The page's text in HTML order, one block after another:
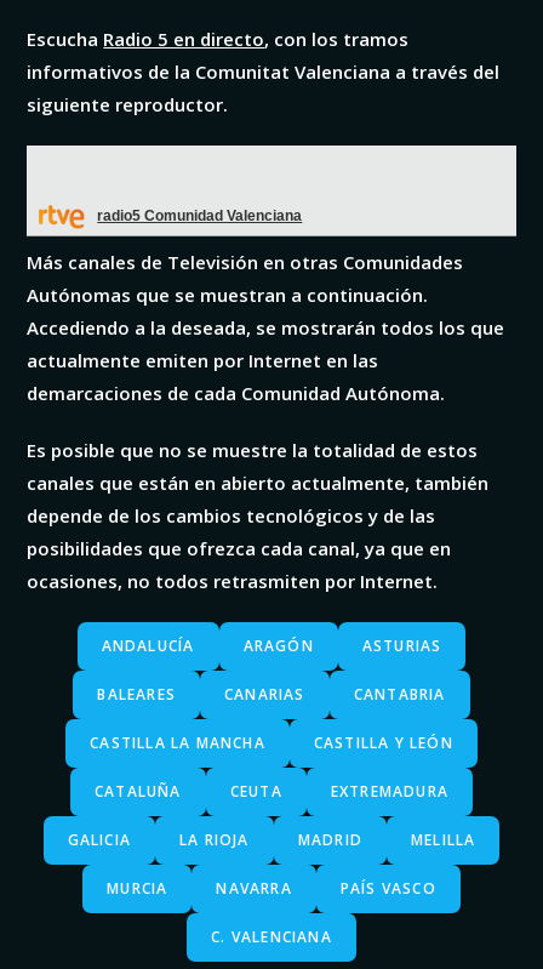
Escucha Radio 5 en directo, con los tramos
informativos de la Comunitat Valenciana a través del
siguiente reproductor.
radio5 Comunidad Valenciana
Más canales de Televisión en otras Comunidades
Autónomas que se muestran a continuación.
Accediendo a la deseada, se mostrarán todos los que
actualmente emiten por Internet en las
demarcaciones de cada Comunidad Autónoma.
Es posible que no se muestre la totalidad de estos
canales que están en abierto actualmente, también
depende de los cambios tecnológicos y de las
posibilidades que ofrezca cada canal, ya que en
ocasiones, no todos retrasmiten por Internet.
ANDALUCÍA ARAGÓN ASTURIAS
BALEARES CANARIAS CANTABRIA
CASTILLA LA MANCHA CASTILLA Y LEÓN
CATALUÑA CEUTA EXTREMADURA
GALICIA LA RIOJA MADRID MELILLA
MURCIA NAVARRA PAÍS VASCO
C. VALENCIANA